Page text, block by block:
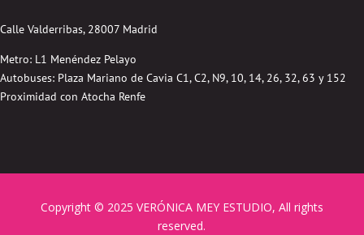
Calle Valderribas, 28007 Madrid
Metro: L1 Menéndez Pelayo
Autobuses: Plaza Mariano de Cavia C1, C2, N9, 10, 14, 26, 32, 63 y 152
Proximidad con Atocha Renfe
Copyright © 2025 VERÓNICA MEY ESTUDIO, All rights
reserved.